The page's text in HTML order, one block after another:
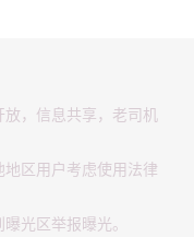
，信息共享，老司机
区用户考虑使用法律
光区举报曝光。